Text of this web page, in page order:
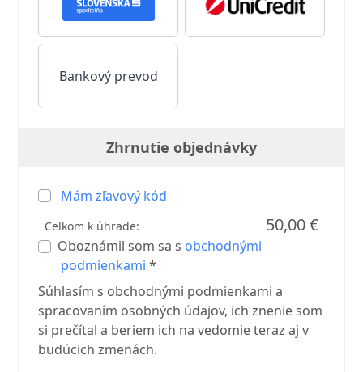
Bankový prevod
Zhrnutie objednávky
Mám zľavový kód
Celkom k úhrade: 50,00 €
Oboznámil som sa s obchodnými
podmienkami *
Súhlasím s obchodnými podmienkami a
spracovaním osobných údajov, ich znenie som
si prečítal a beriem ich na vedomie teraz aj v
budúcich zmenách.